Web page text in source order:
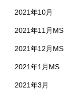
2021年10月
2021年11月MS
2021年12月MS
2021年1月MS
2021年3月